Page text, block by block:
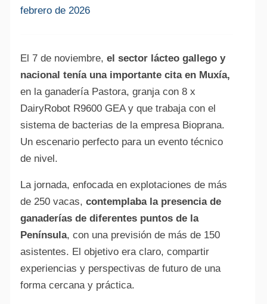
febrero de 2026
El 7 de noviembre, el sector lácteo gallego y
nacional tenía una importante cita en Muxía,
en la ganadería Pastora, granja con 8 x
DairyRobot R9600 GEA y que trabaja con el
sistema de bacterias de la empresa Bioprana.
Un escenario perfecto para un evento técnico
de nivel.
La jornada, enfocada en explotaciones de más
de 250 vacas, contemplaba la presencia de
ganaderías de diferentes puntos de la
Península, con una previsión de más de 150
asistentes. El objetivo era claro, compartir
experiencias y perspectivas de futuro de una
forma cercana y práctica.